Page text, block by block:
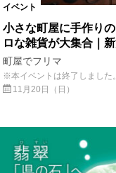
イベント
小さな町屋に手作り
ロな雑貨が大集合｜
町屋でフリマ
※本イベントは終了しました。
11月20日（日）